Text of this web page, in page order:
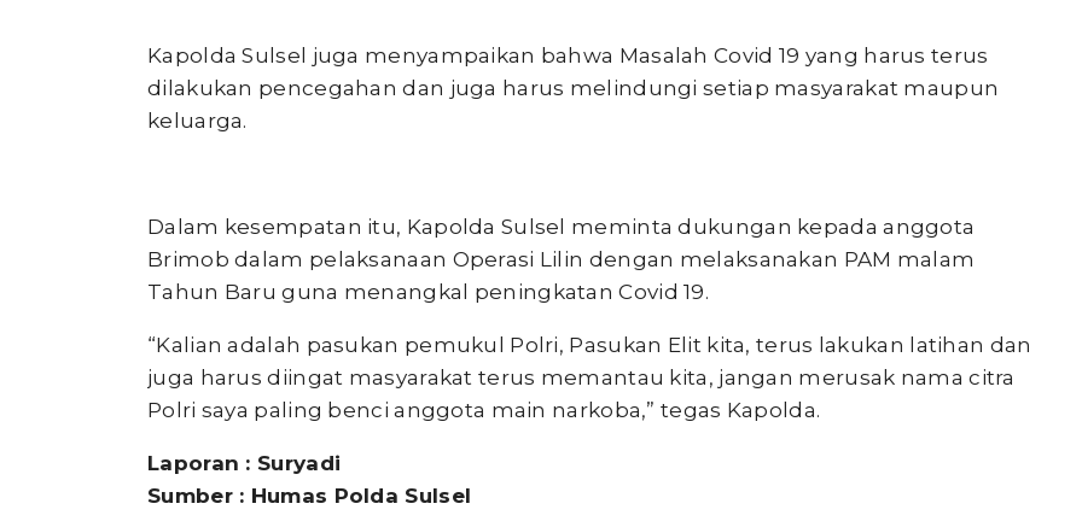
Kapolda Sulsel juga menyampaikan bahwa Masalah Covid 19 yang harus terus
dilakukan pencegahan dan juga harus melindungi setiap masyarakat maupun
keluarga.
Dalam kesempatan itu, Kapolda Sulsel meminta dukungan kepada anggota
Brimob dalam pelaksanaan Operasi Lilin dengan melaksanakan PAM malam
Tahun Baru guna menangkal peningkatan Covid 19.
“Kalian adalah pasukan pemukul Polri, Pasukan Elit kita, terus lakukan latihan dan
juga harus diingat masyarakat terus memantau kita, jangan merusak nama citra
Polri saya paling benci anggota main narkoba,” tegas Kapolda.
Laporan : Suryadi
Sumber : Humas Polda Sulsel